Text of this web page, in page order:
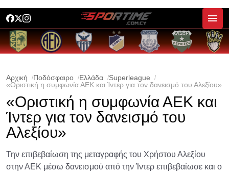
Αρχική Ποδόσφαιρο Ελλάδα
Superleague
«Οριστική η συμφωνία ΑΕΚ και Ίντερ για τον δανεισμό του Αλεξίου»
«Οριστική η συμφωνία ΑΕΚ και
Ίντερ για τον δανεισμό του
Αλεξίου»
Την επιβεβαίωση της μεταγραφής του Χρήστου Αλεξίου
στην ΑΕΚ μέσω δανεισμού από την Ίντερ επιβεβαίωσε και ο